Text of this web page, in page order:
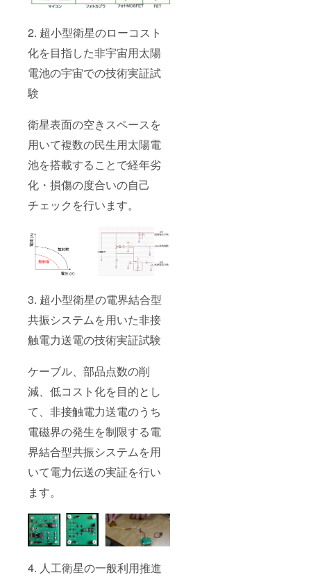
2. 超小型衛星のローコスト
化を目指した非宇宙用太陽
電池の宇宙での技術実証試
験
衛星表面の空きスペースを
用いて複数の民生用太陽電
池を搭載することで経年劣
化・損傷の度合いの自己
チェックを行います。
3. 超小型衛星の電界結合型
共振システムを用いた非接
触電力送電の技術実証試験
ケーブル、部品点数の削
減、低コスト化を目的とし
て、非接触電力送電のうち
電磁界の発生を制限する電
界結合型共振システムを用
いて電力伝送の実証を行い
ます。
4. 人工衛星の一般利用推進